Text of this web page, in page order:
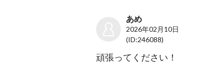
あめ
2026年02月10日
(ID:246088)
頑張ってください！